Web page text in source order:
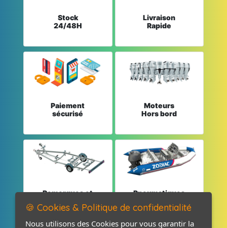
Stock
24/48H
Livraison
Rapide
Paiement
sécurisé
Moteurs
Hors bord
Remorques et
Pneumatiques
🍪 Cookies & Politique de confidentialité
Nous utilisons des Cookies pour vous garantir la